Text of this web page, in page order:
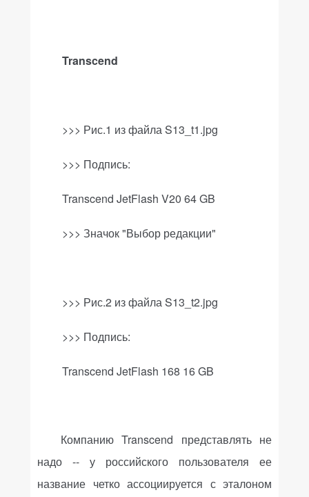
Transcend
>>> Рис.1 из файлаS13_ t1.jpg
>>> Подпись:
Transcend JetFlash V20 64 GB
>>> Значок "Выбор редакции"
>>> Рис.2 из файлаS13_ t2.jpg
>>> Подпись:
Transcend JetFlash 168 16 GB
КомпаниюTranscend представлять не
надо -- у российского пользователя ее
название четко ассоциируется с эталоном